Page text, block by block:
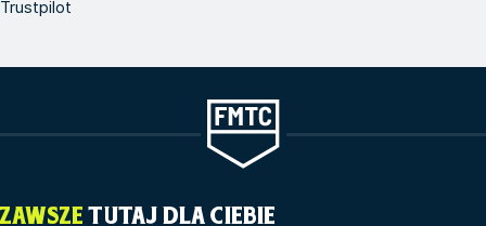
Trustpilot
ZAWSZE TUTAJ DLA CIEBIE